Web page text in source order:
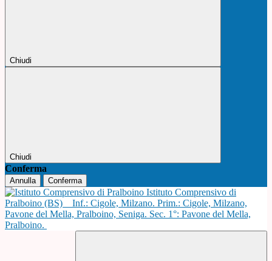
Chiudi
Chiudi
Conferma
Annulla Conferma
Istituto Comprensivo di
Pralboino (BS)
Inf.: Cigole, Milzano. Prim.: Cigole, Milzano,
Pavone del Mella, Pralboino, Seniga. Sec. 1°: Pavone del Mella,
Pralboino.